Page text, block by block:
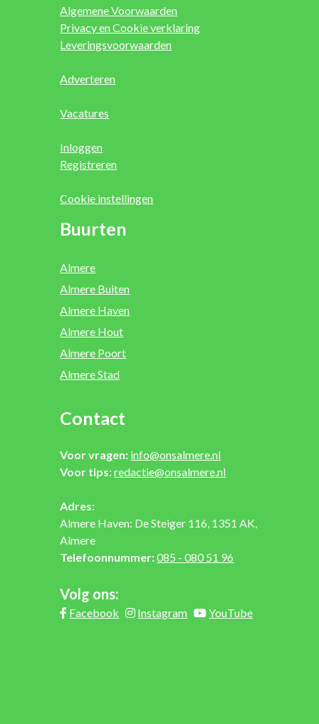
Algemene Voorwaarden
Privacy en Cookie verklaring
Leveringsvoorwaarden
Adverteren
Vacatures
Inloggen
Registreren
Cookie instellingen
Buurten
Almere
Almere Buiten
Almere Haven
Almere Hout
Almere Poort
Almere Stad
Contact
Voor vragen: info@onsalmere.nl
Voor tips:redactie@onsalmere.nl
Adres:
Almere Haven: De Steiger 116, 1351 AK,
Almere
Telefoonnummer:085 - 080 51 96
Volg ons:
Facebook Instagram YouTube